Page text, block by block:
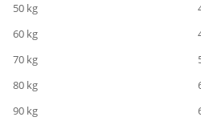
50 kg
60 kg
70 kg
80 kg
90 kg